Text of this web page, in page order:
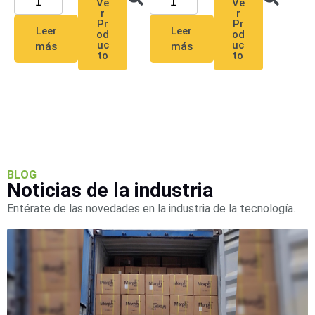
Mobiliario
Accesorios
Mobiliario
Apoyo
Pantallas
Alterna
Corriente
Directa
Servidores
/
Almacenamiento
AccesoriosDiscos
Duros
Mecánicos
(HDD)
Memorias
Leer
más
Ve
r
Pr
od
uc
to
Leer
más
Ve
r
Pr
od
uc
to
BLOG
Noticias de la industria
Entérate de las novedades en la industria de la tecnología.